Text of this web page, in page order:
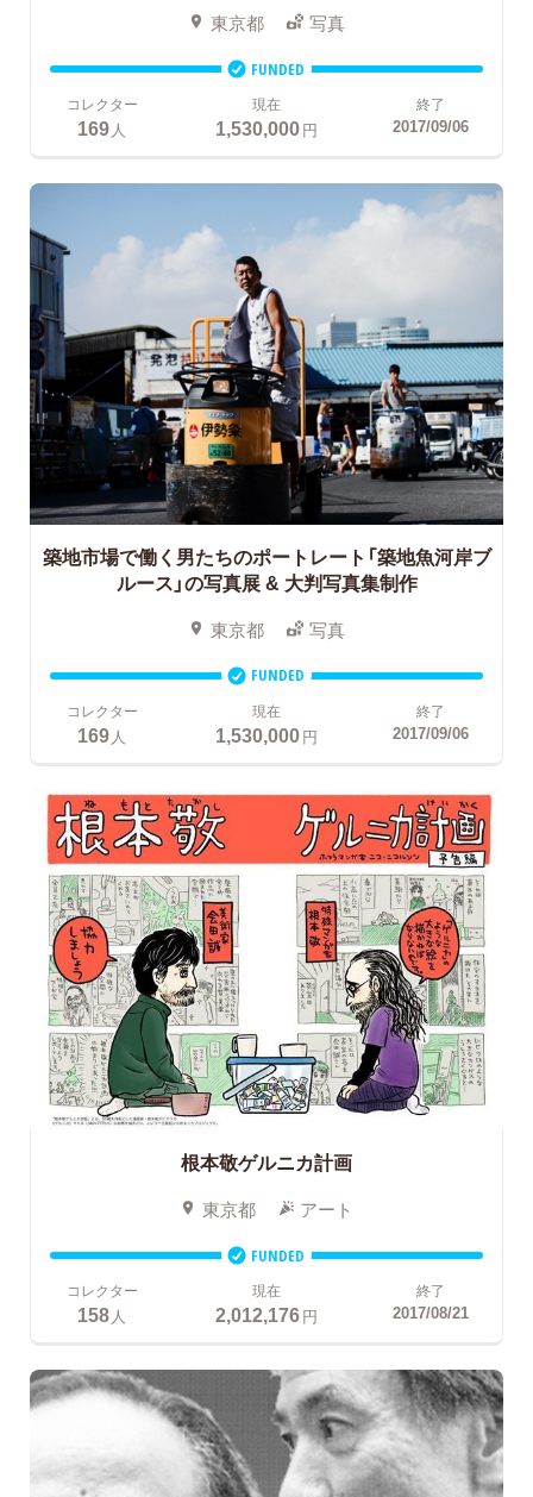
東京都 写真
FUNDED
コレクター
169人
現在
1,530,000円
終了
2017/09/06
築地市場で働く男たちのポートレート「築地魚河岸ブ
ルース」の写真展 & 大判写真集制作
東京都 写真
FUNDED
コレクター
169人
現在
1,530,000円
終了
2017/09/06
根本敬ゲルニカ計画
東京都 アート
FUNDED
コレクター
158人
現在
2,012,176円
終了
2017/08/21